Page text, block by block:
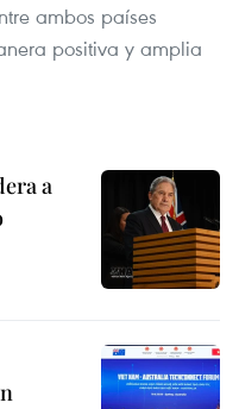
ambos países
positiva y amplia
a